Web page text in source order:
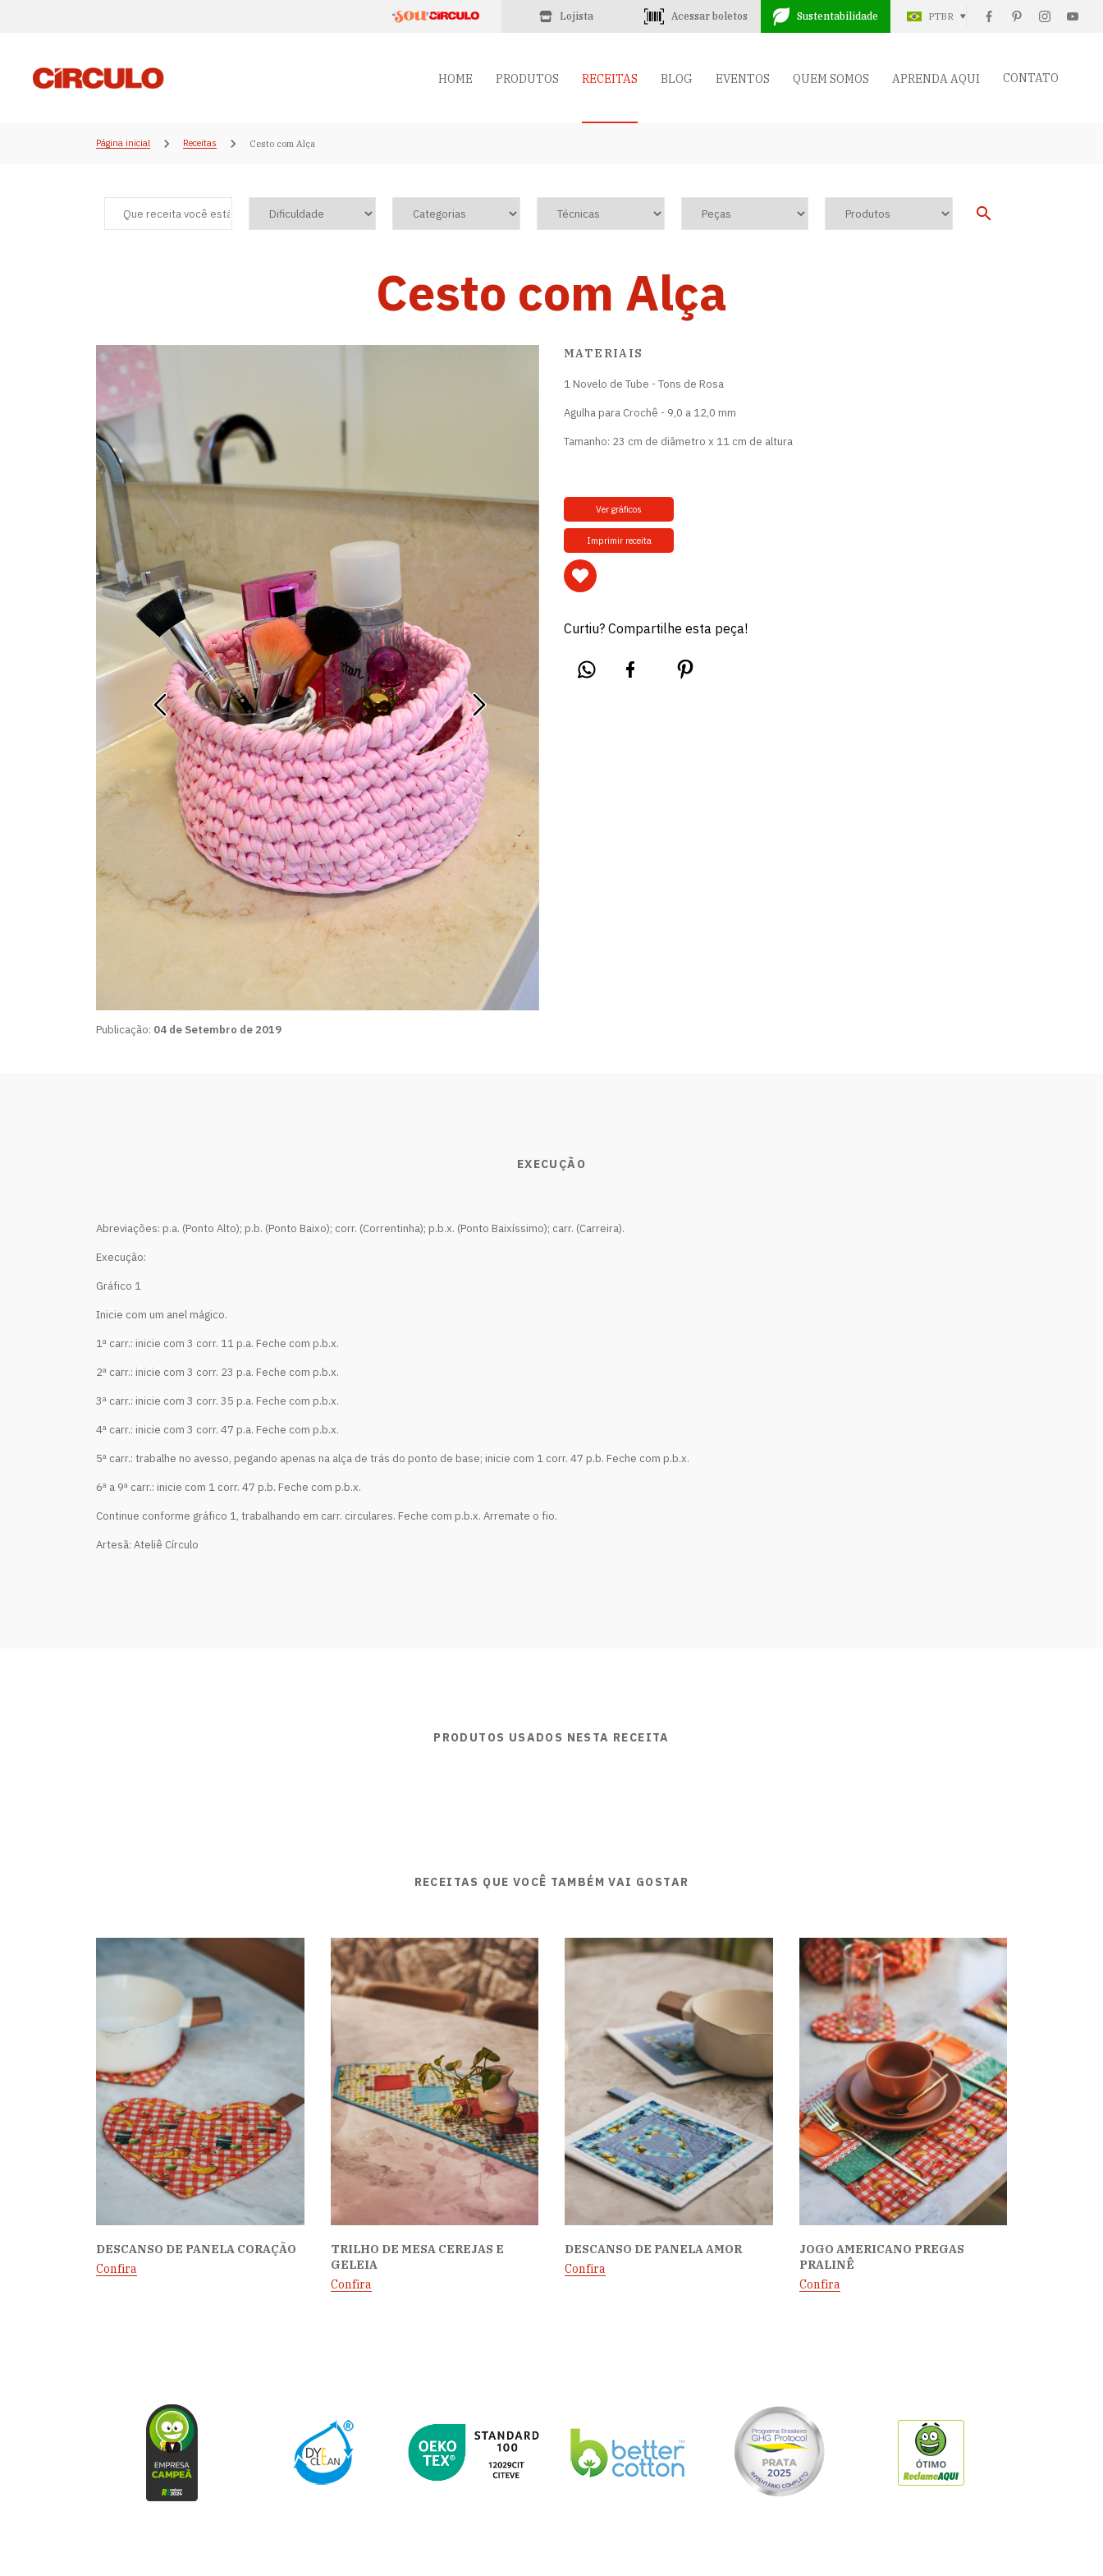
Lojista Acessar boletos Sustentabilidade PTBR
HOME PRODUTOS RECEITAS BLOG EVENTOS QUEM SOMOS APRENDA AQUI CONTATO
Página inicial Receitas Cesto com Alça
Cesto com Alça
Publicação: 04 de Setembro de 2019
MATERIAIS
1 Novelo de Tube - Tons de Rosa
Agulha para Crochê - 9,0 a 12,0 mm
Tamanho: 23 cm de diâmetro x 11 cm de altura
Ver gráficos
Imprimir receita
Curtiu? Compartilhe esta peça!
EXECUÇÃO
Abreviações: p.a. (Ponto Alto); p.b. (Ponto Baixo); corr. (Correntinha); p.b.x. (Ponto Baixíssimo); carr. (Carreira).
Execução:
Gráfico 1
Inicie com um anel mágico.
1ª carr.: inicie com 3 corr. 11 p.a. Feche com p.b.x.
2ª carr.: inicie com 3 corr. 23 p.a. Feche com p.b.x.
3ª carr.: inicie com 3 corr. 35 p.a. Feche com p.b.x.
4ª carr.: inicie com 3 corr. 47 p.a. Feche com p.b.x.
5ª carr.: trabalhe no avesso, pegando apenas na alça de trás do ponto de base; inicie com 1 corr. 47 p.b. Feche com p.b.x.
6ª a 9ª carr.: inicie com 1 corr. 47 p.b. Feche com p.b.x.
Continue conforme gráfico 1, trabalhando em carr. circulares. Feche com p.b.x. Arremate o fio.
Artesã: Ateliê Círculo
PRODUTOS USADOS NESTA RECEITA
RECEITAS QUE VOCÊ TAMBÉM VAI GOSTAR
DESCANSO DE PANELA CORAÇÃO
Confira
TRILHO DE MESA CEREJAS E
GELEIA
Confira
DESCANSO DE PANELA AMOR
Confira
JOGO AMERICANO PREGAS
PRALINÊ
Confira